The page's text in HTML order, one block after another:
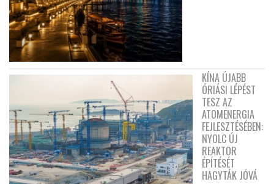
KÍNA ÚJABB
ÓRIÁSI LÉPÉST
TESZ AZ
ATOMENERGIA
FEJLESZTÉSÉBEN:
NYOLC ÚJ
REAKTOR
ÉPÍTÉSÉT
HAGYTÁK JÓVÁ